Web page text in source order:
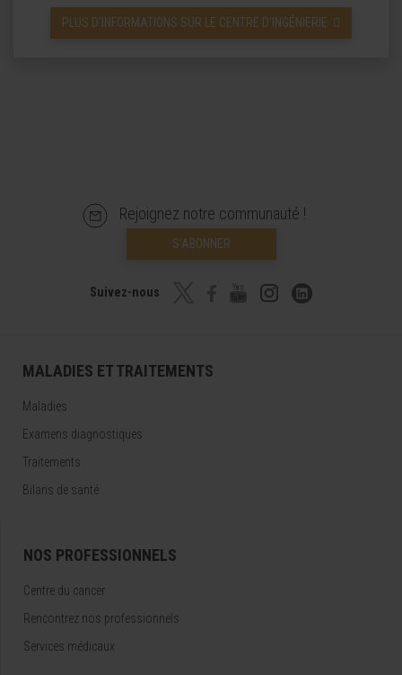
PLUS D’INFORMATIONS SUR LE CENTRE D’INGÉNIERIE
Rejoignez notre communauté !
S’ABONNER
Suivez-nous
MALADIES ET TRAITEMENTS
Maladies
Examens diagnostiques
Traitements
Bilans de santé
NOS PROFESSIONNELS
Centre du cancer
Rencontrez nos professionnels
Services médicaux